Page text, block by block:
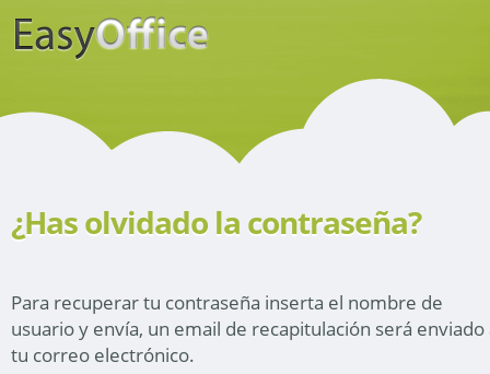
¿Has olvidado la contraseña?
Para recuperar tu contraseña inserta el nombre de
usuario y envía, un email de recapitulación será enviado
tu correo electrónico.